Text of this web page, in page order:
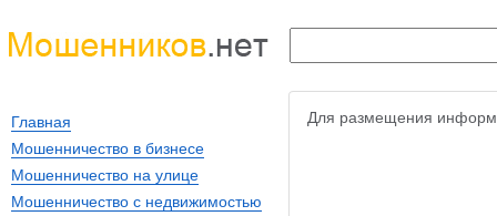
Для размещения
Главная
Мошенничество в бизнесе
Мошенничество на улице
Мошенничество с недвижимостью